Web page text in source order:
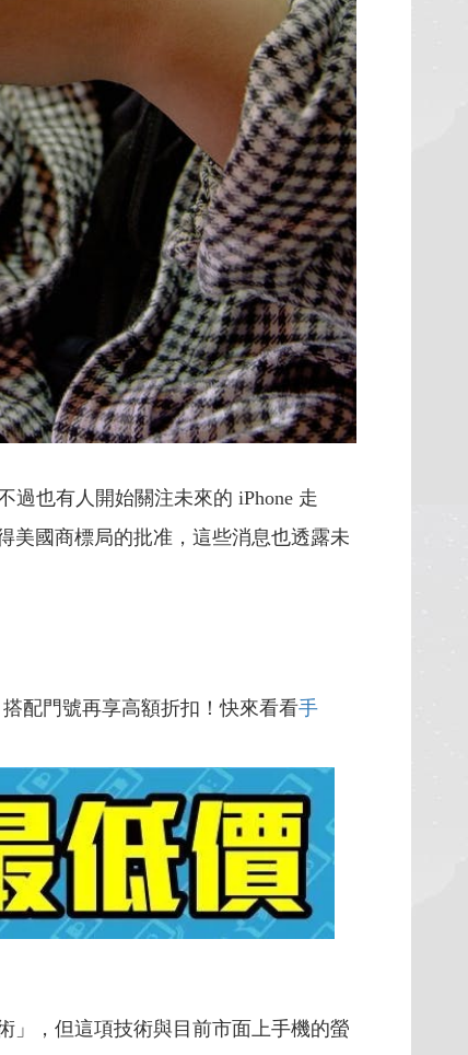
過也有人開始關注未來的 iPhone 走
美國商標局的批准，這些消息也透露未
搭配門號再享高額折扣！快來看看手
」，但這項技術與目前市面上手機的螢